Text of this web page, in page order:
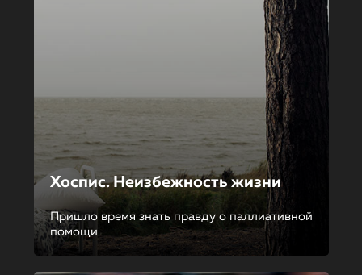
Хоспис. Неизбежность жизни
Пришло время знать правду о паллиативной
помощи